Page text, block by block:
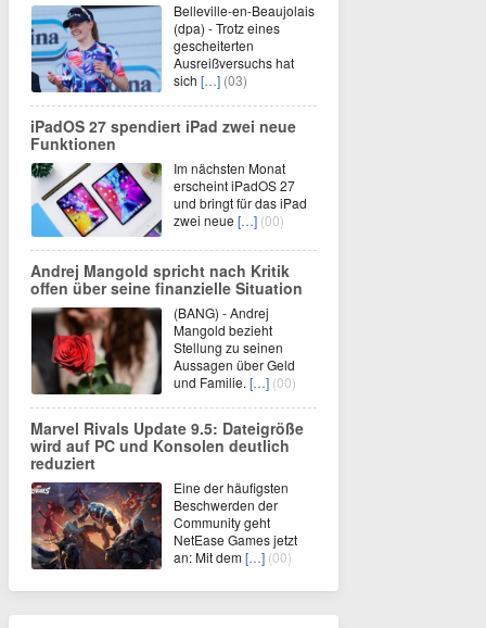
Belleville-en-Beaujolais
(dpa) - Trotz eines
gescheiterten
Ausreißversuchs hat
sich […] (03)
iPadOS 27 spendiert iPad zwei neue
Funktionen
Im nächsten Monat
erscheint iPadOS 27
und bringt für das iPad
zwei neue […] (00)
Andrej Mangold spricht nach Kritik
offen über seine finanzielle Situation
(BANG) - Andrej
Mangold bezieht
Stellung zu seinen
Aussagen über Geld
und Familie. […] (00)
Marvel Rivals Update 9.5: Dateigröße
wird auf PC und Konsolen deutlich
reduziert
Eine der häufigsten
Beschwerden der
Community geht
NetEase Games jetzt
an: Mit dem[…] (00)